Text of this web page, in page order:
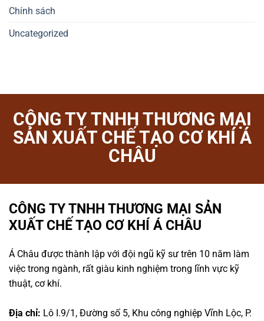
Chính sách
Uncategorized
CÔNG TY TNHH THƯƠNG MẠI
SẢN XUẤT CHẾ TẠO CƠ KHÍ Á
CHÂU
CÔNG TY TNHH THƯƠNG MẠI SẢN
XUẤT CHẾ TẠO CƠ KHÍ Á CHÂU
Á Châu được thành lập với đội ngũ kỹ sư trên 10 năm làm
việc trong ngành, rất giàu kinh nghiệm trong lĩnh vực kỹ
thuật, cơ khí.
Địa chỉ: Lô I.9/1, Đường số 5, Khu công nghiệp Vĩnh Lộc, P.